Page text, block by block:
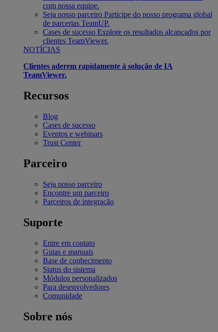
com nossa equipe.
Seja nosso parceiro Participe do nosso programa global
de parcerias TeamUP.
Cases de sucesso Explore os resultados alcançados por
clientes TeamViewer.
NOTÍCIAS
Clientes aderem rapidamente à solução de IA
TeamViewer.
Recursos
Blog
Cases de sucesso
Eventos e webinars
Trust Center
Parceiro
Seja nosso parceiro
Encontre um parceiro
Parceiros de integração
Suporte
Entre em contato
Guias e manuais
Base de conhecimento
Status do sistema
Módulos personalizados
Para desenvolvedores
Comunidade
Sobre nós